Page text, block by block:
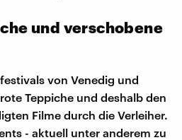
und verschobene
von Venedig und
Teppiche und deshalb den
Filme durch die Verleiher.
- aktuell unter anderem zu